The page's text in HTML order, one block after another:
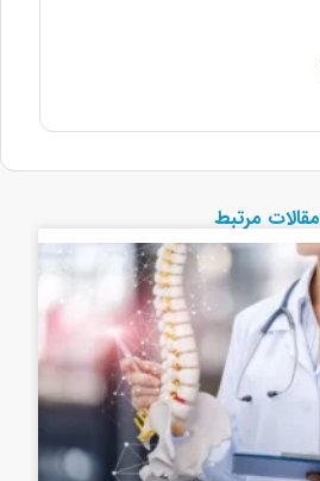
مقالات مرتبط